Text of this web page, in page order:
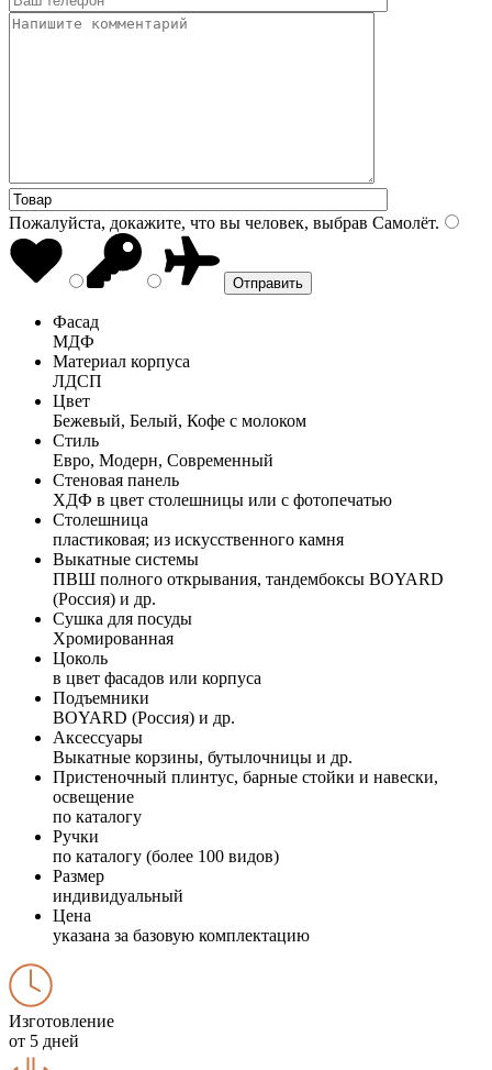
Пожалуйста, докажите, что вы человек, выбрав Самолёт.
Фасад
МДФ
Материал корпуса
ЛДСП
Цвет
Бежевый, Белый, Кофе с молоком
Стиль
Евро, Модерн, Современный
Стеновая панель
ХДФ в цвет столешницы или с фотопечатью
Столешница
пластиковая; из искусственного камня
Выкатные системы
ПВШ полного открывания, тандембоксы BOYARD
(Россия) и др.
Сушка для посуды
Хромированная
Цоколь
в цвет фасадов или корпуса
Подъемники
BOYARD (Россия) и др.
Аксессуары
Выкатные корзины, бутылочницы и др.
Пристеночный плинтус, барные стойки и навески,
освещение
по каталогу
Ручки
по каталогу (более 100 видов)
Размер
индивидуальный
Цена
указана за базовую комплектацию
Изготовление
от 5 дней